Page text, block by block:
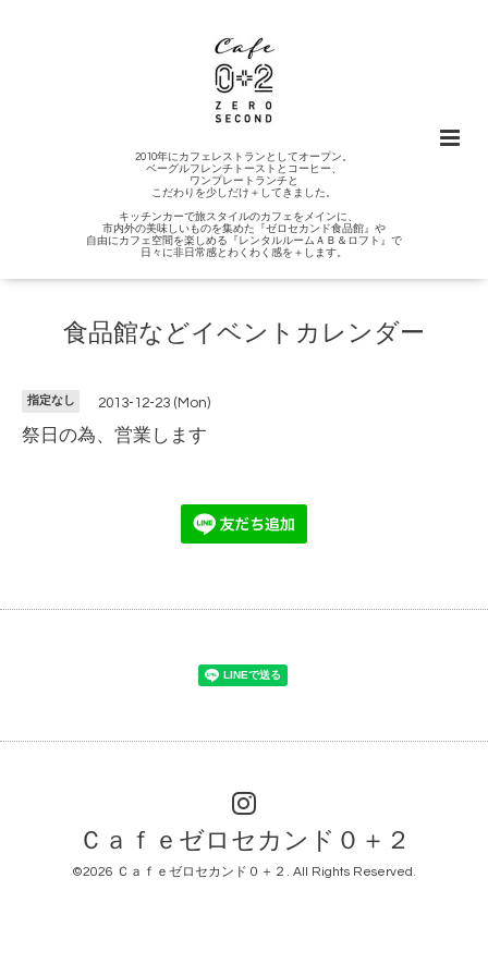
2010年にカフェレストランとしてオープン。
ベーグルフレンチトーストとコーヒー、
ワンプレートランチと
こだわりを少しだけ＋してきました。
キッチンカーで旅スタイルのカフェをメインに、
市内外の美味しいものを集めた『ゼロセカンド食品館』や
自由にカフェ空間を楽しめる『レンタルルームＡＢ＆ロフト』で
日々に非日常感とわくわく感を＋します。
食品館などイベントカレンダー
指定なし 2013-12-23 (Mon)
祭日の為、営業します
Ｃａｆｅゼロセカンド０＋２
©2026 Ｃａｆｅゼロセカンド０＋２ . All Rights Reserved.